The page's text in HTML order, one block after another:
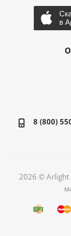
8 (800)
2026 © Arlight